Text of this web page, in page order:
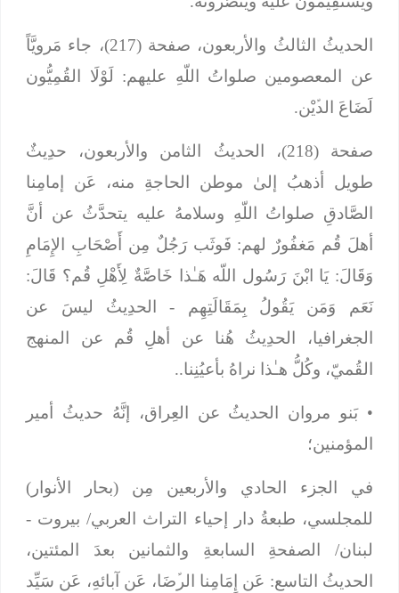
الحديثُ الثالثُ والأربعون، صفحة (217)، جاء مَرويَّاً
عن المعصومين صلواتُ اللّهِ عليهم: لَوْلَا القُمِيُّون
لَضَاعَ الدﱢيْن.
صفحة (218)، الحديثُ الثامن والأربعون، حدِيثٌ
طويل أذهبُ إلىٰ موطن الحاجةِ منه، عَن إمامِنا
الصَّادقِ صلواتُ اللّهِ وسلامهُ عليه يتحدَّثُ عن أنَّ
أهلَ قُم مَغفُورٌ لهم: فَوثَب رَجُلٌ مِن أَصْحَابِ الإِمَامِ
وَقَالَ: يَا ابْنَ رَسُول اللّه هَـٰذا خَاصَّةٌ لِأَهْلِ قُم؟ قَالَ:
نَعَم وَمَن يَقُولُ بِمَقَالَتِهِم- الحدِيثُ ليسَ عن
الجغرافيا، الحدِيثُ هُنا عن أهلِ قُم عن المنهج
القُميّ، وكُلُّ هـٰذا نراهُ بأعيُنِنا..
• بَنو مروان الحديثُ عن العِراق، إنَّهُ حديثُ أمير
المؤمنين؛
في الجزء الحادي والأربعين مِن (بحار الأنوار)
للمجلسي، طبعةُ دار إحياء التراث العربي/ بيروت -
لبنان/ الصفحةِ السابعةِ والثمانين بعدَ المئتين،
الحديثُ التاسع:عَن إِمَامِنا الرﱢضَا، عَن آبائهِ، عَن سَيِّد